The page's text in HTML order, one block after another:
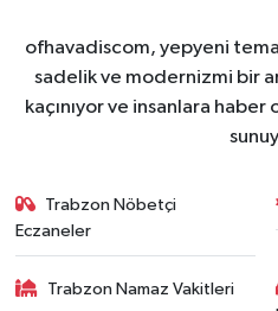
ofhavadiscom, yepyeni
sadelik ve modernizmi bir
kaçınıyor ve insanlara
Trabzon Nöbetçi
Eczaneler
Trabzon Namaz Vakitleri